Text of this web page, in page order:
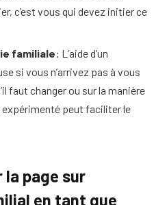
c’est vous qui devez initier ce
familiale: L’aide d’un
si vous n’arrivez pas à vous
faut changer ou sur la manière
expérimenté peut faciliter le
la page sur
en tant que